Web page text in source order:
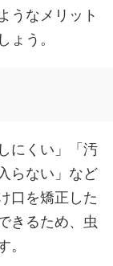
うなメリット
ょう。
にくい」「汚
らない」など
口を矯正した
きるため、虫
。